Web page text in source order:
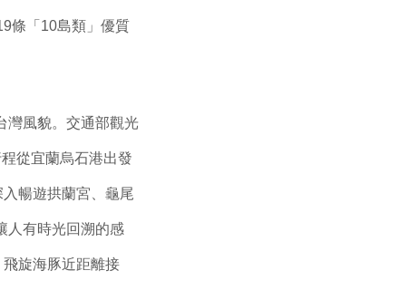
條「10島類」優質
灣風貌。交通部觀光
從宜蘭烏石港出發
暢遊拱蘭宮、龜尾
人有時光回溯的感
旋海豚近距離接